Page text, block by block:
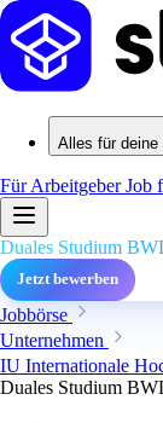
Alles für deine
Für ArbeitgeberJob
Duales Studium
Jetzt bewerben
Jobbörse
Unternehmen
IU Internationale
Duales Studium